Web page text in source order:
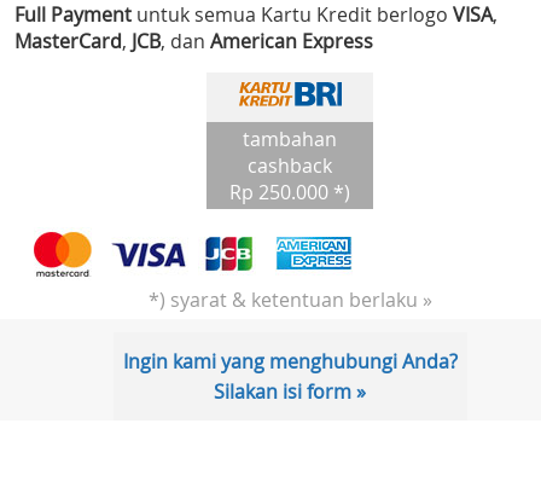
Full Payment untuk semua Kartu Kredit berlogo VISA,
MasterCard, JCB, dan American Express
tambahan
cashback
Rp 250.000 *)
*) syarat & ketentuan berlaku »
Ingin kami yang menghubungi Anda?
Silakan isi form »